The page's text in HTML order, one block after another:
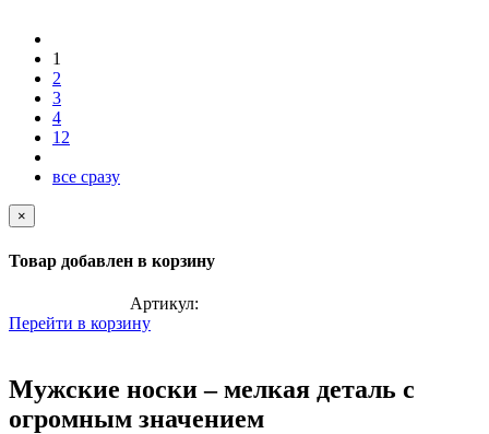
1
2
3
4
12
все сразу
×
Товар добавлен в корзину
Артикул:
Перейти в корзину
Мужские носки – мелкая деталь с
огромным значением